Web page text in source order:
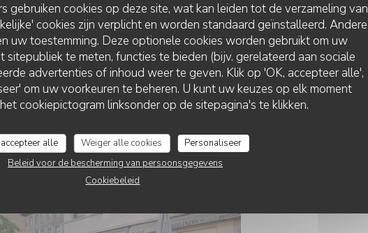
gebruiken cookies op deze site, wat kan leiden tot de verzameling van
cookies zijn verplicht en worden standaard geïnstalleerd. Andere
uw toestemming. Deze optionele cookies worden gebruikt om uw
sitepubliek te meten, functies te bieden (bijv. gerelateerd aan sociale
advertenties of inhoud weer te geven. Klik op 'OK, accepteer alle',
om uw voorkeuren te beheren. U kunt uw keuzes op elk moment
cookiepictogram linksonder op de sitepagina's te klikken.
accepteer alle Weiger alle cookies
Personaliseer
Beleid voor de bescherming van persoonsgegevens
Cookiebeleid